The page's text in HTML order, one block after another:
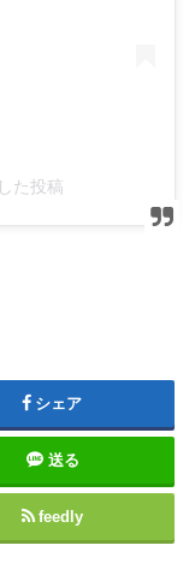
た投稿
シェア
送る
feedly